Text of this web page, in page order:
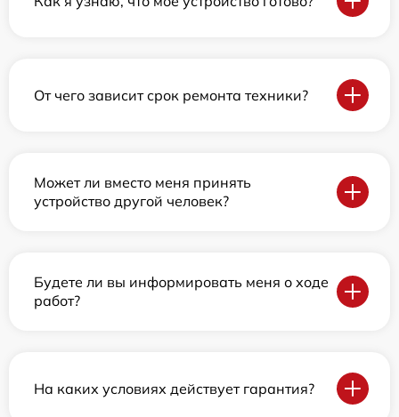
От чего зависит срок ремонта техники?
Может ли вместо меня принять
устройство другой человек?
Будете ли вы информировать меня о ходе
работ?
На каких условиях действует гарантия?